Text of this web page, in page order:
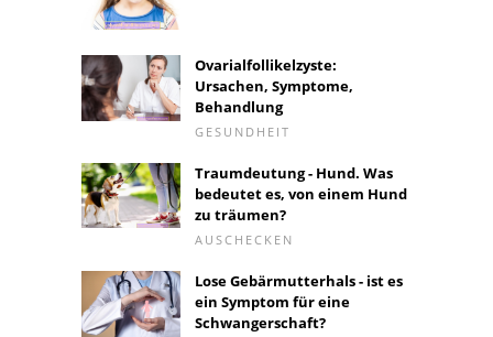
Ovarialfollikelzyste:
Ursachen, Symptome,
Behandlung
GESUNDHEIT
Traumdeutung - Hund. Was
bedeutet es, von einem Hund
zu träumen?
AUSCHECKEN
Lose Gebärmutterhals - ist es
ein Symptom für eine
Schwangerschaft?